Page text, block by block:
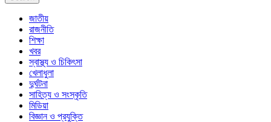
জাতীয়
রাজনীতি
শিক্ষা
খবর
স্বাস্থ্য ও চিকিৎসা
খেলাধুলা
দুর্ঘটনা
সাহিত্য ও সংস্কৃতি
মিডিয়া
বিজ্ঞান ও প্রযুক্তি